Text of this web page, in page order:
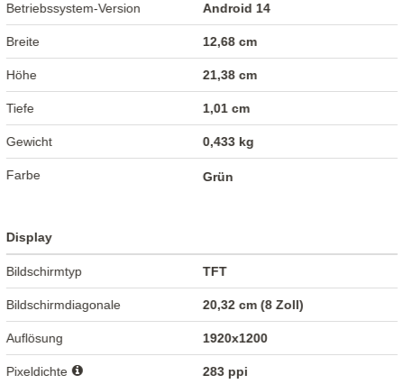
Betriebssystem-Version Android 14
Breite 12,68 cm
Höhe 21,38 cm
Tiefe 1,01 cm
Gewicht 0,433 kg
Farbe Grün
Display
Bildschirmtyp TFT
Bildschirmdiagonale 20,32 cm (8 Zoll)
Auflösung 1920x1200
Pixeldichte 283 ppi